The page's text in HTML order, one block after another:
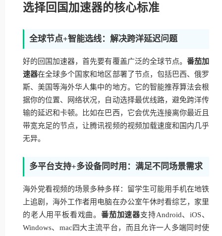
选择回国加速器的核心标准
全球节点+智能选线：解决跨洋延迟问题
好的回国加速器，首先要有覆盖广泛的全球节点。 番茄加
速器在全球多个国家和地区部署了节点，包括巴西、俄罗
斯、美国等海外华人集中的地方。它的智能推荐算法会根
据你的位置、网络状况，自动选择最优线路，避免跨洋传
输的延迟和卡顿。比如在巴西，它会优先连接离你最近且
带宽充足的节点，让腾讯视频的视频加载速度和国内几乎
无异。
多平台支持+多设备同时用：满足不同场景需求
海外党看视频的场景多种多样：留学生可能用手机在地铁
上追剧，海外工作者用电脑在办公室午休时看综艺，家里
的老人用平板看戏曲。 番茄加速器支持Android、iOS、
Windows、mac四大主流平台，而且允许一人多端同时使